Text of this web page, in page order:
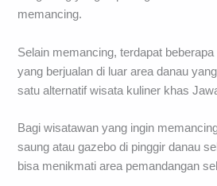
memancing.
Selain memancing, terdapat
yang berjualan di luar area danau
satu alternatif wisata kuliner khas
Bagi wisatawan yang ingin
saung atau gazebo di pinggir danau
bisa menikmati area pemandangan